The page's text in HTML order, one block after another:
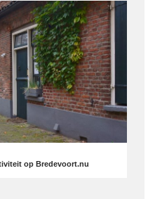
op Bredevoort.nu